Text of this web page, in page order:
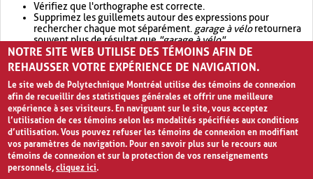
Vérifiez que l'orthographe est correcte.
Supprimez les guillemets autour des expressions pour
rechercher chaque mot séparément. garage à véloretournera
souvent plus de résultat que"garage à vélo".
Envisagez d'élargir votre recherche avec OR.garage OR vélo
retournera souvent plus de résultat quegarage à vélo
NOTRE SITE WEB UTILISE DES TÉMOINS AFIN DE
REHAUSSER VOTRE EXPÉRIENCE DE NAVIGATION.
Le site web de Polytechnique Montréal utilise des témoins de connexion
afin de recueillir des statistiques générales et offrir une meilleure
expérience à ses visiteurs. En naviguant sur le site, vous acceptez
l’utilisation de ces témoins selon les modalités spécifiées aux conditions
d’utilisation. Vous pouvez refuser les témoins de connexion en modifiant
vos paramètres de navigation. Pour en savoir plus sur le recours aux
témoins de connexion et sur la protection de vos renseignements
personnels,cliquez ici.